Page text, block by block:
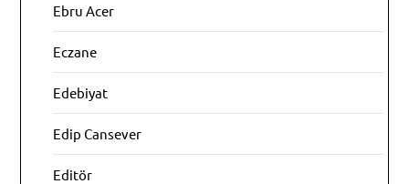
Ebru Acer
Eczane
Edebiyat
Edip Cansever
Editör